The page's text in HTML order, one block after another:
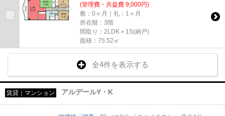
(管理費・共益費 9,000円)
敷：0ヶ月｜礼：1ヶ月
所在階：3階
間取り：2LDK＋1S(納戸)
面積：75.52㎡
全4件を表示する
賃貸｜マンション アルデールY・K